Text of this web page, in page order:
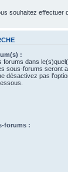
souhaitez effectuer
:
forums dans
sous-forums seront
désactivez pas
forums :